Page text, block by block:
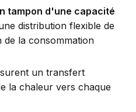
tampon d'une capacité
distribution flexible de
la consommation
un transfert
la chaleur vers chaque